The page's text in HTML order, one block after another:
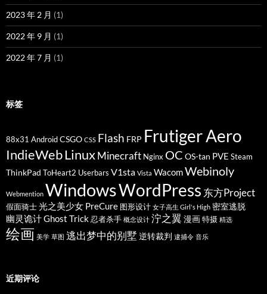
2023 年 2 月 (1)
2022 年 9 月 (1)
2022 年 7 月 (1)
标签
88x31 Android CSGO CSS Flash FRP Frutiger Aero
IndieWebLinuxMinecraft Nginx OC OS-tan PVE Steam
ThinkPad ToHeart2 Userbars V1sta Vista WacomWebinoly
Webmention WindowsWordPress 东方Project
假面骑士 光之美少女 PreCure 图形设计 女子高生 Girl's High 密室逃脱
幽灵诡计 Ghost Trick 忍者杀手 概念设计 泞之翼漫画 特摄 精选
绘画 美学 草图 逃出梦中的别墅 逆转裁判 逮捕令 音乐
近期评论